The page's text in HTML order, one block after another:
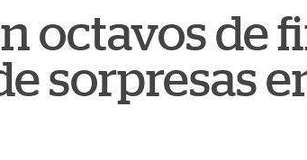
octavos de
sorpresas